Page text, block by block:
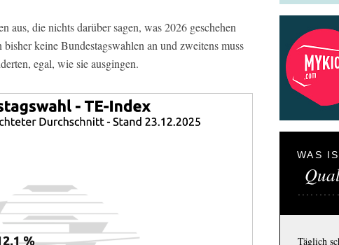
aus, die nichts darüber sagen, was 2026 geschehen
keine Bundestagswahlen an und zweitens muss
egal, wie sie ausgingen.
WAS
Täglich